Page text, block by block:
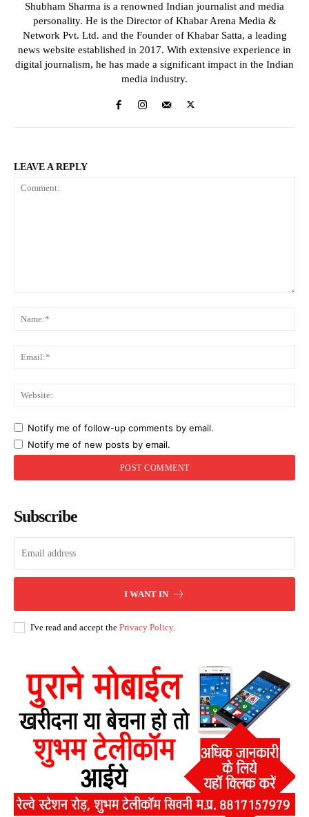
Shubham Sharma is a renowned Indian journalist and media
personality. He is the Director of Khabar Arena Media &
Network Pvt. Ltd. and the Founder of Khabar Satta, a leading
news website established in 2017. With extensive experience in
digital journalism, he has made a significant impact in the Indian
media industry.
LEAVE A REPLY
Notify me of follow-up comments by email.
Notify me of new posts by email.
Subscribe
I WANT IN
I've read and accept the Privacy Policy.